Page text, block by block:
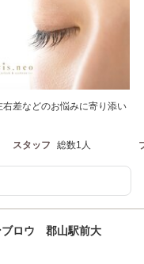
差などのお悩みに寄り添い
スタッフ 総数1人
ブロウ 郡山駅前大